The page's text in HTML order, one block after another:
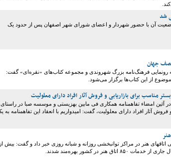
شد
وضعیت آن با حضور شهردار و اعضای شورای شهر اصفهان پس از حدود یک
جهان
رونمایی فرهنگ‌نامه بزرگ شهروندی و مجموعه کتاب‌های «نقره‌ای» گفت:
از این کتاب‌ها برگزار می‌شود.
مناسب برای بازاریابی و فروش آثار افراد دارای معلولیت
آئین امضاء تفاهمنامه همکاری فی مابین بهزیستی و موسسه صبا در راستای
آثار افراد دارای معلولیت، گفت: امیدواریم با انعقاد این تفاهمنامه به
هنر در مراکز توانبخشی روزانه و شبانه روزی خبر داد و گفت: بیش